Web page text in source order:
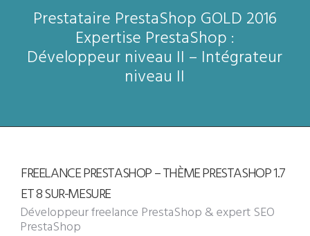
Prestataire PrestaShop GOLD 2016
Expertise PrestaShop :
Développeur niveau II – Intégrateur
niveau II
FREELANCE PRESTASHOP – THÈME PRESTASHOP 1.7
ET 8 SUR-MESURE
Développeur freelance PrestaShop & expert SEO
PrestaShop